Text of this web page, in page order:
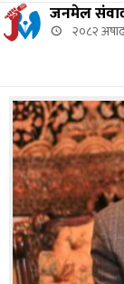
जनमेल
२०८२